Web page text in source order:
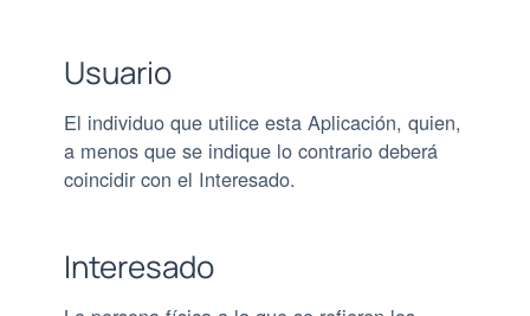
Usuario
El individuo que utilice esta Aplicación, quien,
a menos que se indique lo contrario deberá
coincidir con el Interesado.
Interesado